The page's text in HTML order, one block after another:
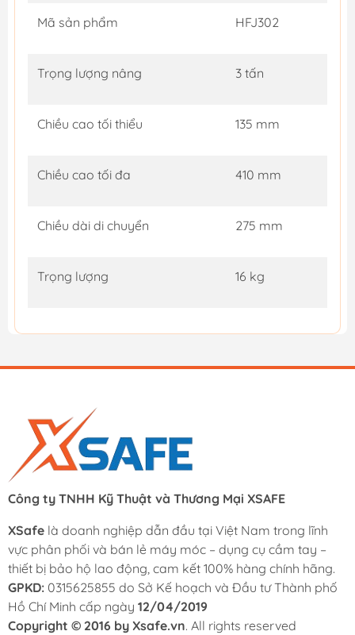
Mã sản phẩm HFJ302
Trọng lượng nâng 3 tấn
Chiều cao tối thiểu 135 mm
Chiều cao tối đa 410 mm
Chiều dài di chuyển 275 mm
Trọng lượng 16 kg
Công ty TNHH Kỹ Thuật và Thương Mại XSAFE
XSafe là doanh nghiệp dẫn đầu tại Việt Nam trong lĩnh
vực phân phối và bán lẻ máy móc – dụng cụ cầm tay –
thiết bị bảo hộ lao động, cam kết 100% hàng chính hãng.
GPKD: 0315625855 do Sở Kế hoạch và Đầu tư Thành phố
Hồ Chí Minh cấp ngày 12/04/2019
Copyright © 2016 by Xsafe.vn. All rights reserved